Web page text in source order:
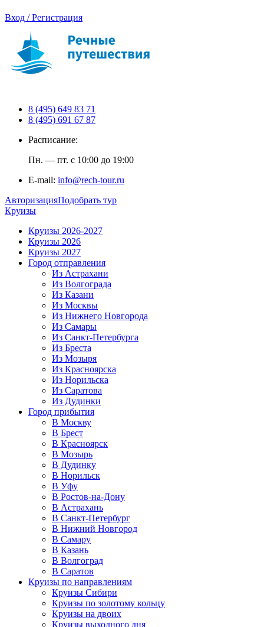
Вход / Регистрация
8 (495) 649 83 71
8 (495) 691 67 87
Расписание:
Пн. — пт. с 10:00 до 19:00
E-mail: info@rech-tour.ru
АвторизацияПодобрать тур
Круизы
Круизы 2026-2027
Круизы 2026
Круизы 2027
Город отправления
Из Астрахани
Из Волгограда
Из Казани
Из Москвы
Из Нижнего Новгорода
Из Самары
Из Санкт-Петербурга
Из Бреста
Из Мозыря
Из Красноярска
Из Норильска
Из Саратова
Из Дудинки
Город прибытия
В Москву
В Брест
В Красноярск
В Мозырь
В Дудинку
В Норильск
В Уфу
В Ростов-на-Дону
В Астрахань
В Санкт-Петербург
В Нижний Новгород
В Самару
В Казань
В Волгоград
В Саратов
Круизы по направлениям
Круизы Сибири
Круизы по золотому кольцу
Круизы на двоих
Круизы выходного дня